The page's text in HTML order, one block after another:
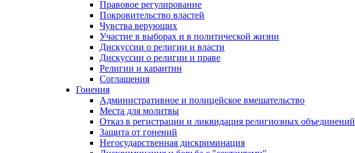
Правовое регулирование
Покровительство властей
Чувства верующих
Участие в выборах и в политической жизни
Дискуссии о религии и власти
Дискуссии о религии и праве
Религии и карантин
Соглашения
Гонения
Административное и полицейское вмешательство
Места для молитвы
Отказ в регистрации и ликвидация религиозных объединений
Защита от гонений
Негосударственная дискриминация